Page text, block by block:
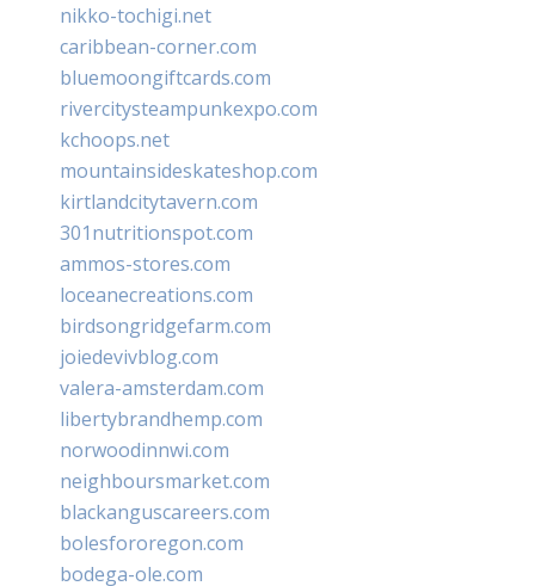
nikko-tochigi.net
caribbean-corner.com
bluemoongiftcards.com
rivercitysteampunkexpo.com
kchoops.net
mountainsideskateshop.com
kirtlandcitytavern.com
301nutritionspot.com
ammos-stores.com
loceanecreations.com
birdsongridgefarm.com
joiedevivblog.com
valera-amsterdam.com
libertybrandhemp.com
norwoodinnwi.com
neighboursmarket.com
blackanguscareers.com
bolesfororegon.com
bodega-ole.com